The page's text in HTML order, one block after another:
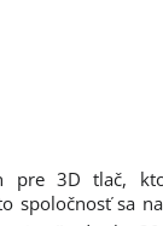
pre 3D tlač,
spoločnosť sa